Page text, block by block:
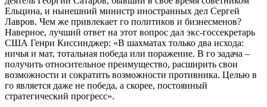
Ельцина, и нынешний министр иностранных дел Сергей
Лавров. Чем же привлекает го политиков и бизнесменов?
Наверное, лучший ответ на этот вопрос дал экс-госсекретарь
США Генри Киссинджер: «В шахматах только два исхода:
ничья и мат, тотальная победа или поражение. В го задача –
получить относительное преимущество, расширить свои
возможности и сократить возможности противника. Целью в
го является даже не победа, а скорее, постоянный
стратегический прогресс».